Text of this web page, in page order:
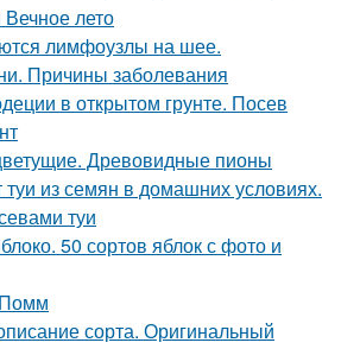
лето
лимфоузлы на шее.
Причины заболевания
в открытом грунте. Посев
Древовидные пионы
из семян в домашних условиях.
туи
50 сортов яблок с фото и
сорта. Оригинальный